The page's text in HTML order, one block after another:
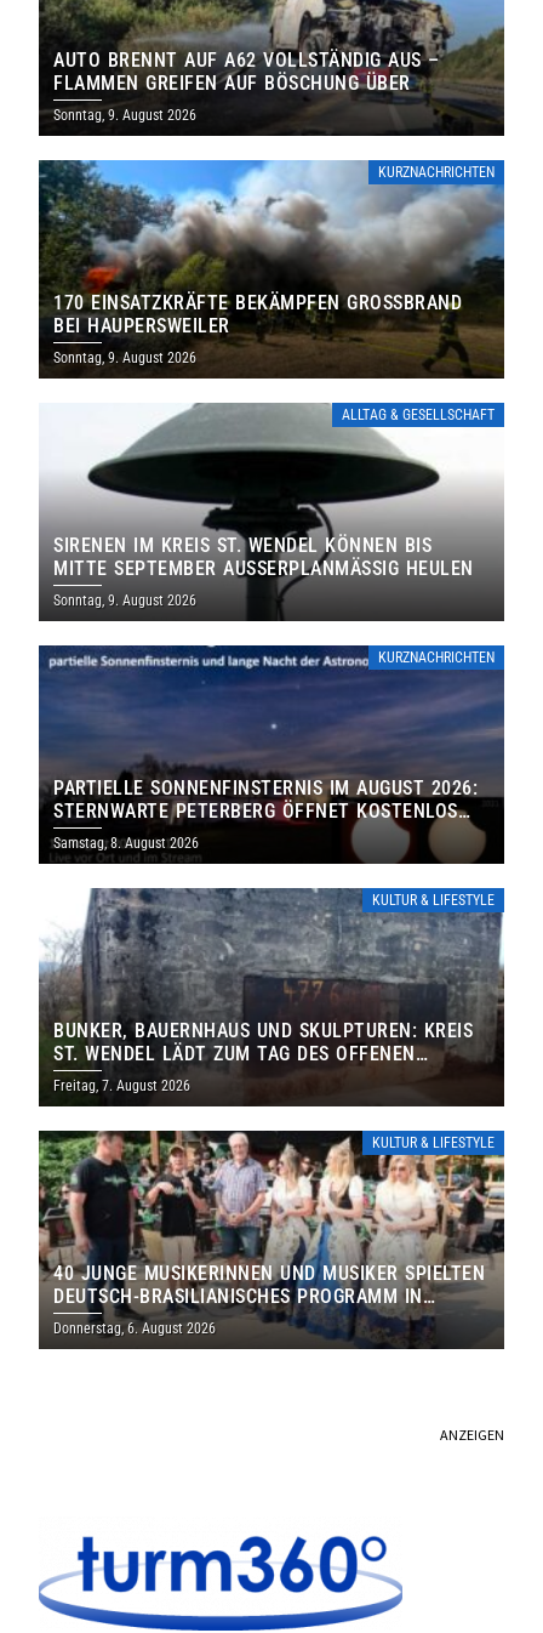
AUTO BRENNT AUF A62 VOLLSTÄNDIG AUS –
FLAMMEN GREIFEN AUF BÖSCHUNG ÜBER
Sonntag, 9. August 2026
KURZNACHRICHTEN
170 EINSATZKRÄFTE BEKÄMPFEN GROSSBRAND B
EI HAUPERSWEILER
Sonntag, 9. August 2026
ALLTAG & GESELLSCHAFT
SIRENEN IM KREIS ST. WENDEL KÖNNEN BIS
MITTE SEPTEMBER AUSSERPLANMÄSSIG HEULEN
Sonntag, 9. August 2026
KURZNACHRICHTEN
PARTIELLE SONNENFINSTERNIS IM AUGUST 2026:
STERNWARTE PETERBERG ÖFFNET KOSTENLOS
IHRE TORE
Samstag, 8. August 2026
KULTUR & LIFESTYLE
BUNKER, BAUERNHAUS UND SKULPTUREN: KREIS
ST. WENDEL LÄDT ZUM TAG DES OFFENEN
DENKMALS EIN
Freitag, 7. August 2026
KULTUR & LIFESTYLE
40 JUNGE MUSIKERINNEN UND MUSIKER SPIELTEN
DEUTSCH-BRASILIANISCHES PROGRAMM IN
THOLEY
Donnerstag, 6. August 2026
ANZEIGEN